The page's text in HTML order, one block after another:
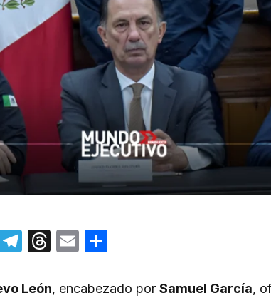
LinkedIn
Telegram
Threads
Email
León, encabezado por Samuel García,